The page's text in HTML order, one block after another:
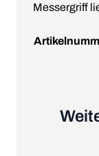
Messergriff